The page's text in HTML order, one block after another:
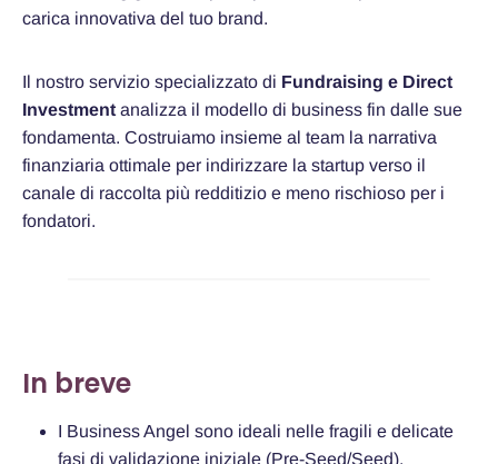
carica innovativa del tuo brand.
Il nostro servizio specializzato di Fundraising e Direct
Investment analizza il modello di business fin dalle sue
fondamenta. Costruiamo insieme al team la narrativa
finanziaria ottimale per indirizzare la startup verso il
canale di raccolta più redditizio e meno rischioso per i
fondatori.
In breve
I Business Angel sono ideali nelle fragili e delicate
fasi di validazione iniziale (Pre-Seed/Seed).